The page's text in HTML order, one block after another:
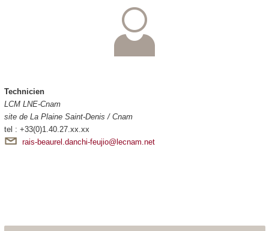
Technicien
LCM LNE-Cnam
site de La Plaine Saint-Denis / Cnam
tel : +33(0)1.40.27.xx.xx
rais-beaurel.danchi-feujio@lecnam.net